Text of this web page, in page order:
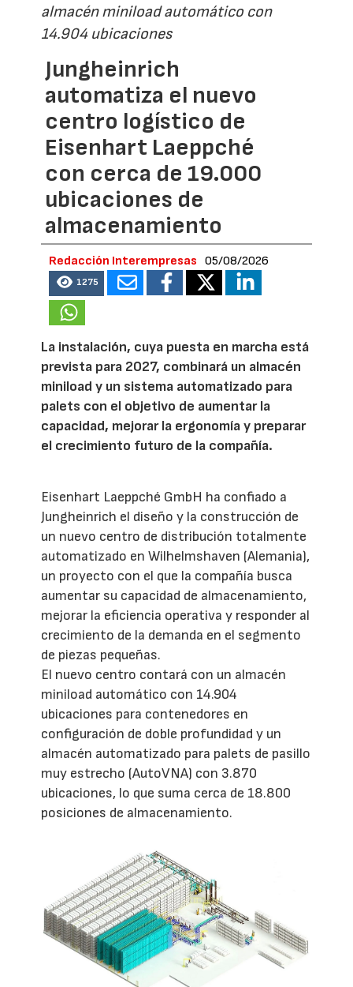
almacén miniload automático con
14.904 ubicaciones
Jungheinrich
automatiza el nuevo
centro logístico de
Eisenhart Laeppché
con cerca de 19.000
ubicaciones de
almacenamiento
Redacción Interempresas 05/08/2026
1275
La instalación, cuya puesta en marcha está
prevista para 2027, combinará un almacén
miniload y un sistema automatizado para
palets con el objetivo de aumentar la
capacidad, mejorar la ergonomía y preparar
el crecimiento futuro de la compañía.
Eisenhart Laeppché GmbH ha confiado a
Jungheinrich el diseño y la construcción de
un nuevo centro de distribución totalmente
automatizado en Wilhelmshaven (Alemania),
un proyecto con el que la compañía busca
aumentar su capacidad de almacenamiento,
mejorar la eficiencia operativa y responder al
crecimiento de la demanda en el segmento
de piezas pequeñas.
El nuevo centro contará con un almacén
miniload automático con 14.904
ubicaciones para contenedores en
configuración de doble profundidad y un
almacén automatizado para palets de pasillo
muy estrecho (AutoVNA) con 3.870
ubicaciones, lo que suma cerca de 18.800
posiciones de almacenamiento.